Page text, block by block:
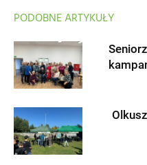
PODOBNE ARTYKUŁY